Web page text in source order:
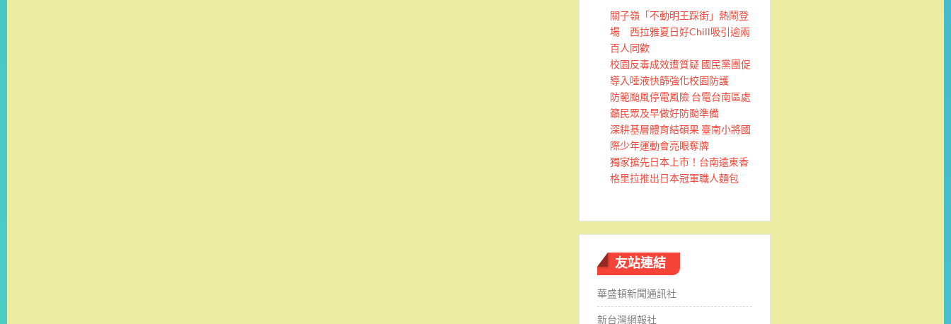
關子嶺「不動明王踩街」熱鬧登
場 西拉雅夏日好Chill吸引逾兩
百人同歡
校園反毒成效遭質疑 國民黨團促
導入唾液快篩強化校園防護
防範颱風停電風險 台電台南區處
籲民眾及早做好防颱準備
深耕基層體育結碩果 臺南小將國
際少年運動會亮眼奪牌
獨家搶先日本上市！台南遠東香
格里拉推出日本冠軍職人麵包
友站連結
華盛頓新聞通訊社
新台灣網報社